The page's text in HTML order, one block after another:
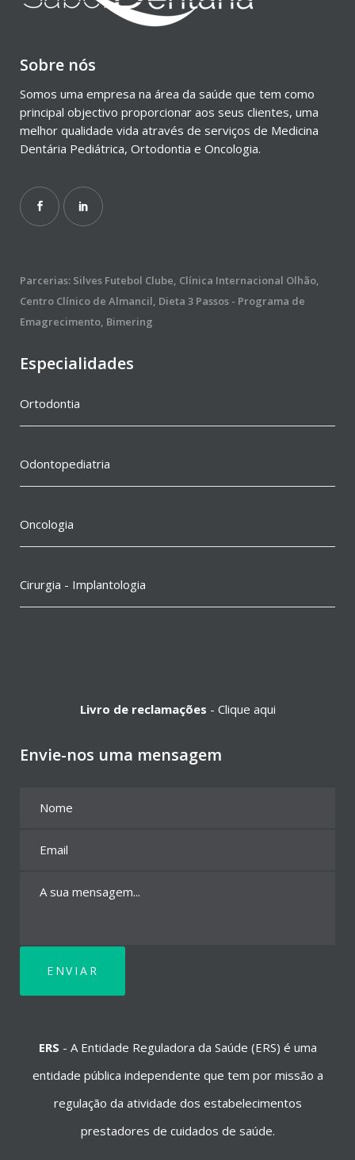
Sobre nós
Somos uma empresa na área da saúde que tem como
principal objectivo proporcionar aos seus clientes, uma
melhor qualidade vida através de serviços de Medicina
Dentária Pediátrica, Ortodontia e Oncologia.
Parcerias: Silves Futebol Clube, Clínica Internacional Olhão,
Centro Clínico de Almancil, Dieta 3 Passos - Programa de
Emagrecimento, Bimering
Especialidades
Ortodontia
Odontopediatria
Oncologia
Cirurgia - Implantologia
Livro de reclamações - Clique aqui
Envie-nos uma mensagem
ERS - A Entidade Reguladora da Saúde (ERS) é uma
entidade pública independente que tem por missão a
regulação da atividade dos estabelecimentos
prestadores de cuidados de saúde.